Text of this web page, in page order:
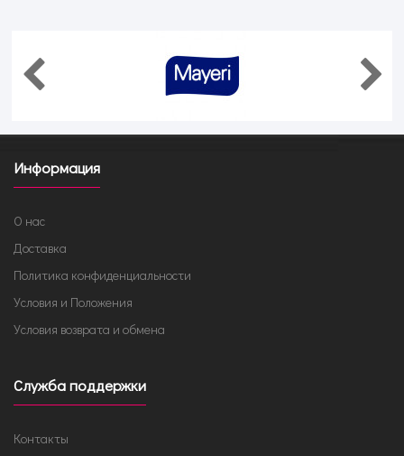
Информация
О нас
Доставка
Политика конфиденциальности
Условия и Положения
Условия возврата и обмена
Служба поддержки
Контакты